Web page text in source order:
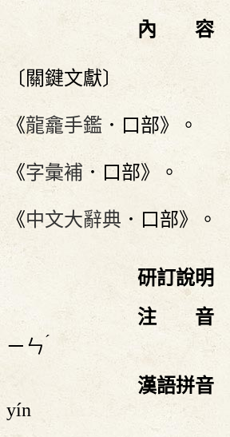
內 容
〔關鍵文獻〕
《龍龕手鑑 ．口部》。
《字彙補 ．口部》。
《中文大辭典 ．口部》。
研訂說明
注 音
ㄧㄣˊ
漢語拼音
yín